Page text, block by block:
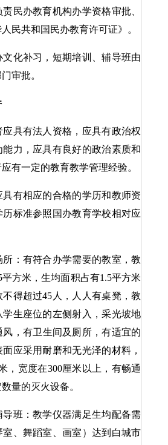
民办教育机构办学资格审批、
民共和国民办教育许可证》。
补习，短期培训、辅导班由
审批。
有法人资格，应具有政治权
力，应具有良好的政治素质和
有一定的教育教学管理经验。
相应的合格的学历和教师资
标准参照国办教育学校相对应
有符合办学需要的教室，教
方米，生均面积占有1.5平方米
不得超过45人，人人有桌凳，教
生座位的左侧射入，采光坡地
风，有卫生间及厕所，有适宜的
应采用耐磨和无光泽的材料，
，宽度在300厘米以上，有畅通
量的灭火设备。
班：教学仪器满足生均配备需
、舞蹈室、画室）达到白城市